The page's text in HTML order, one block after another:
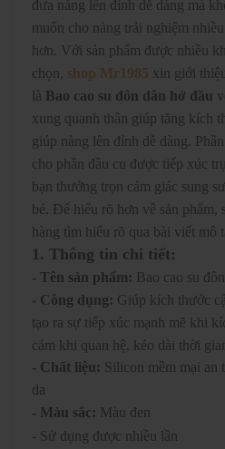
đưa nàng lên đỉnh dễ dàng mà
muốn cho nàng trải nghiệm
hơn. Với sản phẩm được nhiều
chọn, shop Mr1985 xin giới
là Bao cao su đôn dân hở đầu
xung quanh thân giúp tăng kích
giúp nàng lên đỉnh dễ dàng.
cho phần đầu cu được tiếp xúc
bạn thưởng trọn cảm giác sung
bé. Để hiểu rõ hơn về sản phẩm,
hàng tìm hiểu rõ qua bài viết mô
1. Thông tin chi tiết:
- Tên sản phẩm: Bao cao su
- Công dụng: Giúp kích thước
tạo ra sự tiếp xúc mạnh mẽ khi
cảm khi quan hệ, kéo dài thời
- Chất liệu: Silicon mềm mại an
da
- Màu sắc: Màu đen
- Sử dụng được nhiều lần